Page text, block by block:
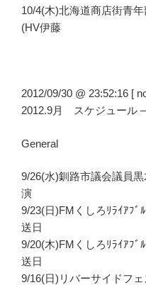
10/4(木)北海道商店街青
(HV伊藤
2012/09/30 @ 23:52:16 [
2012.9月 スケジュール
General
9/26(水)釧路市議会議員
演
9/23(日)FMくしろﾘﾗｲｱﾌﾞ
送日
9/20(木)FMくしろﾘﾗｲｱﾌﾞ
送日
9/16(日)リバーサイドフ